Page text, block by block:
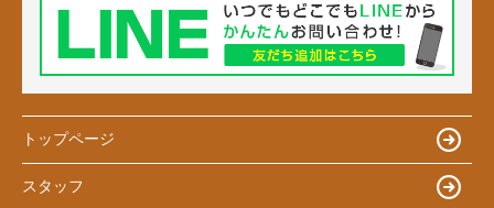
トップページ
スタッフ